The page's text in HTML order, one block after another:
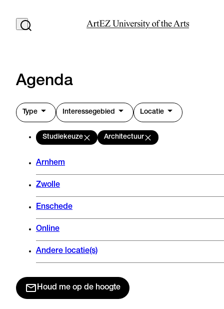
Agenda
Type Interessegebied Locatie
Studiekeuze Architectuur
Arnhem
Zwolle
Enschede
Online
Andere locatie(s)
Houd me op de hoogte